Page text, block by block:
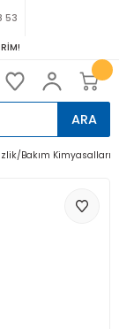
53
ARA
Bakım Kimyasalları